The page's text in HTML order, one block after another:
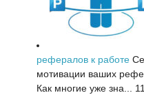
рефералов к работе
мотивации ваших
Как многие уже зна...